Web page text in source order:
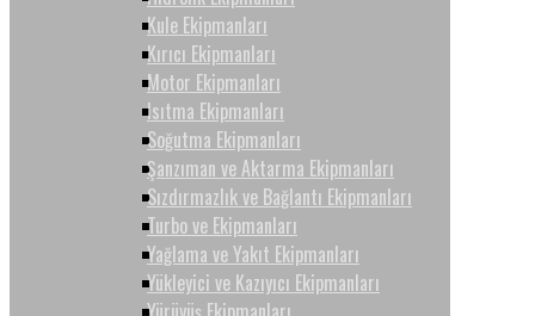
Kule Ekipmanları
Kırıcı Ekipmanları
Motor Ekipmanları
Isıtma Ekipmanları
Soğutma Ekipmanları
Şanzıman ve Aktarma Ekipmanları
Sızdırmazlık ve Bağlantı Ekipmanları
Turbo ve Ekipmanları
Yağlama ve Yakıt Ekipmanları
Yükleyici ve Kazıyıcı Ekipmanları